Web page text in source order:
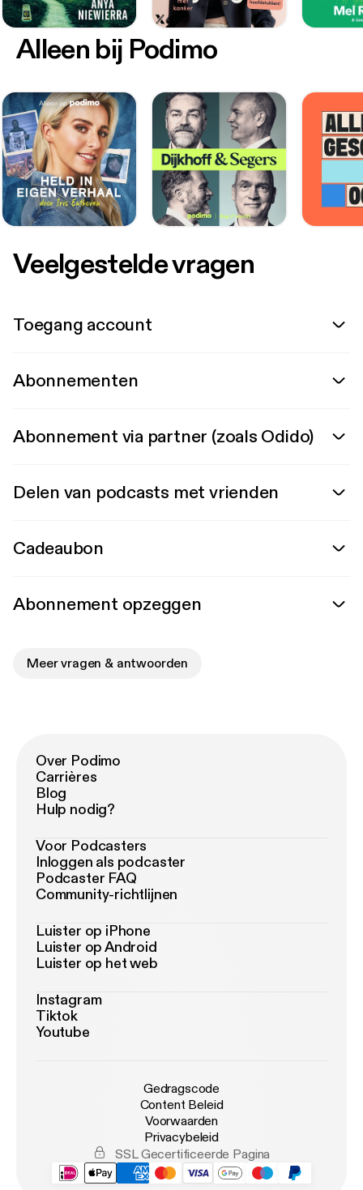
Alleen bij Podimo
Veelgestelde vragen
Toegang account
Abonnementen
Abonnement via partner (zoals Odido)
Delen van podcasts met vrienden
Cadeaubon
Abonnement opzeggen
Meer vragen & antwoorden
Over Podimo
Carrières
Blog
Hulp nodig?
Voor Podcasters
Inloggen als podcaster
Podcaster FAQ
Community-richtlijnen
Luister op iPhone
Luister op Android
Luister op het web
Instagram
Tiktok
Youtube
Gedragscode
Content Beleid
Voorwaarden
Privacybeleid
SSL Gecertificeerde Pagina